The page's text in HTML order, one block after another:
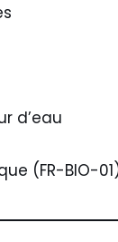
d’eau
(FR-BIO-